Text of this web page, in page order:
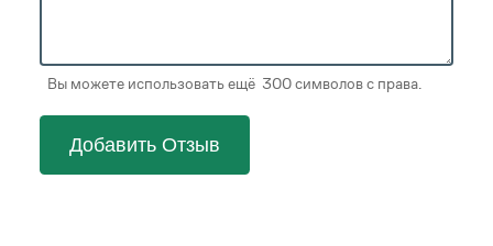
Вы можете использовать ещё 300 символов с права.
Добавить Отзыв